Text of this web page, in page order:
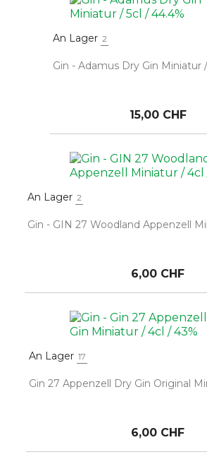
An Lager 2
Gin - Adamus Dry Gin Miniatur
15,00 CHF
An Lager 2
Gin - GIN 27 Woodland Appenzell
6,00 CHF
An Lager 17
Gin 27 Appenzell Dry Gin Original
6,00 CHF